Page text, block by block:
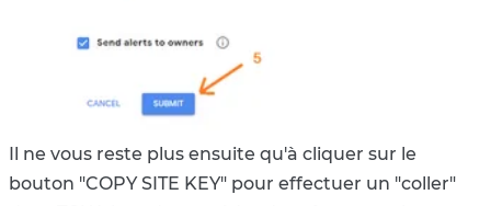
Il ne vous reste plus ensuite qu'à cliquer sur le
bouton "COPY SITE KEY" pour effectuer un "coller"